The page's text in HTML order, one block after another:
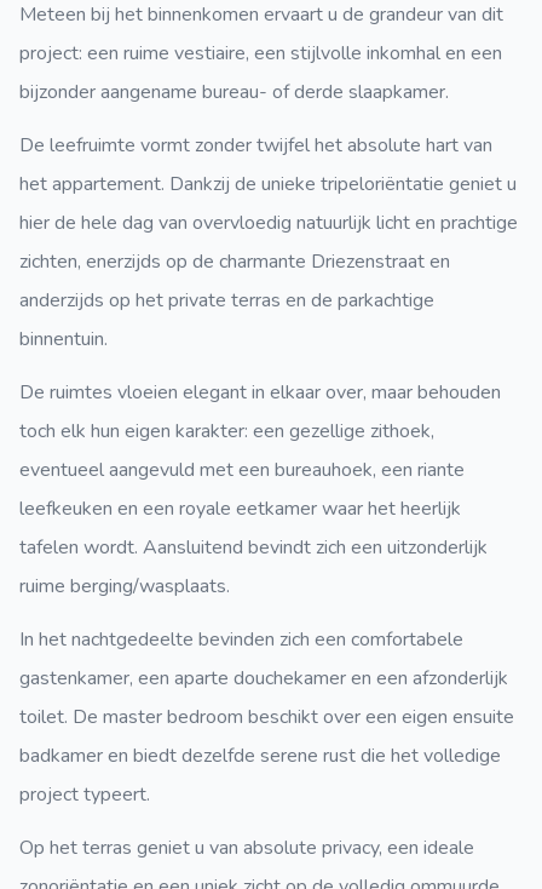
Meteen bij het binnenkomen ervaart u de grandeur van dit
project: een ruime vestiaire, een stijlvolle inkomhal en een
bijzonder aangename bureau- of derde slaapkamer.
De leefruimte vormt zonder twijfel het absolute hart van
het appartement. Dankzij de unieke tripeloriëntatie geniet u
hier de hele dag van overvloedig natuurlijk licht en prachtige
zichten, enerzijds op de charmante Driezenstraat en
anderzijds op het private terras en de parkachtige
binnentuin.
De ruimtes vloeien elegant in elkaar over, maar behouden
toch elk hun eigen karakter: een gezellige zithoek,
eventueel aangevuld met een bureauhoek, een riante
leefkeuken en een royale eetkamer waar het heerlijk
tafelen wordt. Aansluitend bevindt zich een uitzonderlijk
ruime berging/wasplaats.
In het nachtgedeelte bevinden zich een comfortabele
gastenkamer, een aparte douchekamer en een afzonderlijk
toilet. De master bedroom beschikt over een eigen ensuite
badkamer en biedt dezelfde serene rust die het volledige
project typeert.
Op het terras geniet u van absolute privacy, een ideale